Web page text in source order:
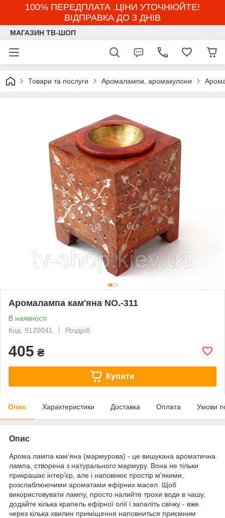
100% ПЕРЕДПЛАТА .ЦІНИ УТОЧНЮЙТЕ!
ВІДПРАВКА ДО 3 ДНІВ
МАГАЗИН ТВ-ШОП
Товари та послуги Аромалампи, аромакулони
Аромалампа кам'яна NO.-311
В наявності
Код: 9120041
Роздріб
405 ₴
Купити
Опис Характеристики Доставка Оплата Умови
Опис
Арома лампа кам'яна (мармурова) - це вишукана ароматична
лампа, створена з натурального мармуру. Вона не тільки
прикрашає інтер'єр, але і наповнює простір м'якими,
розслаблюючими ароматами ефірних масел. Щоб
використовувати лампу, просто налийте трохи води в чашу,
додайте кілька крапель ефірної олії і запаліть свічку - вже
через кілька хвилин приміщення наповниться приємним